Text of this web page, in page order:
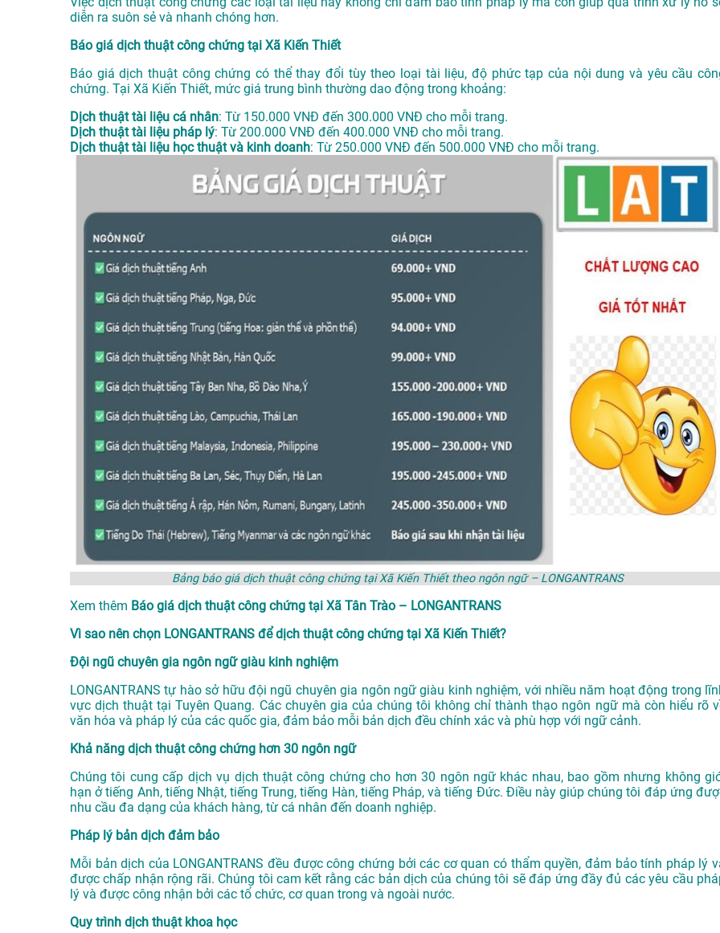
diễn ra suôn sẻ và nhanh chóng hơn.
Báo giá dịch thuật công chứng tại Xã Kiến Thiết
Báo giá dịch thuật công chứng có thể thay đổi tùy theo loại tài liệu, độ phức tạp của nội dung và yêu cầu
chứng. Tại Xã Kiến Thiết, mức giá trung bình thường dao động trong khoảng:
Dịch thuật tài liệu cá nhân: Từ 150.000 VNĐ đến 300.000 VNĐ cho mỗi trang.
Dịch thuật tài liệu pháp lý: Từ 200.000 VNĐ đến 400.000 VNĐ cho mỗi trang.
Dịch thuật tài liệu học thuật và kinh doanh: Từ 250.000 VNĐ đến 500.000 VNĐ cho mỗi trang.
Bảng báo giá dịch thuật công chứng tại Xã Kiến Thiết theo ngôn ngữ – LONGANTRANS
Xem thêm Báo giá dịch thuật công chứng tại Xã Tân Trào – LONGANTRANS
Vì sao nên chọn LONGANTRANS để dịch thuật công chứng tại Xã Kiến Thiết?
Đội ngũ chuyên gia ngôn ngữ giàu kinh nghiệm
LONGANTRANS tự hào sở hữu đội ngũ chuyên gia ngôn ngữ giàu kinh nghiệm, với nhiều năm hoạt động trong
vựcdịch thuật tại Tuyên Quang. Các chuyên gia của chúng tôi không chỉ thành thạo ngôn ngữ mà còn hiểu rõ
văn hóa và pháp lý của các quốc gia, đảm bảo mỗi bản dịch đều chính xác và phù hợp với ngữ cảnh.
Khả năng dịch thuật công chứng hơn 30 ngôn ngữ
Chúng tôi cung cấp dịch vụ dịch thuật công chứng cho hơn 30 ngôn ngữ khác nhau, bao gồm nhưng không
hạn ở tiếng Anh, tiếng Nhật, tiếng Trung, tiếng Hàn, tiếng Pháp, và tiếng Đức. Điều này giúp chúng tôi đáp ứng
nhu cầu đa dạng của khách hàng, từ cá nhân đến doanh nghiệp.
Pháp lý bản dịch đảm bảo
Mỗi bản dịch của LONGANTRANS đều được công chứng bởi các cơ quan có thẩm quyền, đảm bảo tính pháp lý
được chấp nhận rộng rãi. Chúng tôi cam kết rằng các bản dịch của chúng tôi sẽ đáp ứng đầy đủ các yêu cầu
lý và được công nhận bởi các tổ chức, cơ quan trong và ngoài nước.
Quy trình dịch thuật khoa học